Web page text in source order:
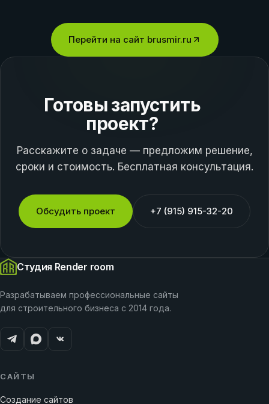
Перейти на сайт brusmir.ru
Готовы запустить
проект?
Расскажите о задаче — предложим решение,
сроки и стоимость. Бесплатная консультация.
Обсудить проект +7 (915) 915-32-20
Студия Render room
Разрабатываем профессиональные сайты
для строительного бизнеса с 2014 года.
САЙТЫ
Создание сайтов